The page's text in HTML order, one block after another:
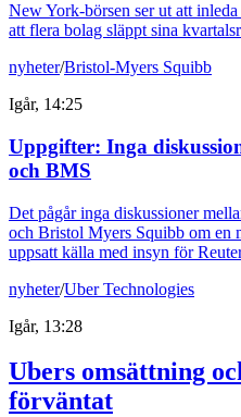
New York-börsen ser ut att
att flera bolag släppt sina
nyheter/Bristol-Myers Squibb
Igår, 14:25
Uppgifter: Inga
och BMS
Det pågår inga diskussioner
och Bristol Myers Squibb om en
uppsatt källa med insyn för
nyheter/Uber Technologies
Igår, 13:28
Ubers omsättning
förväntat